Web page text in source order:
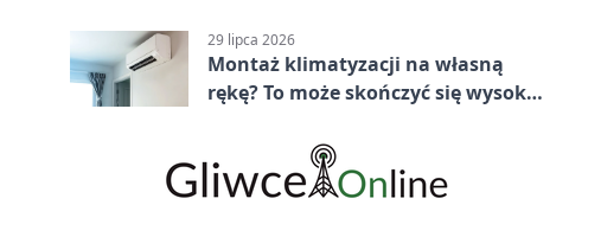
29 lipca 2026
Montaż klimatyzacji na własną
rękę? To może skończyć się wysoką